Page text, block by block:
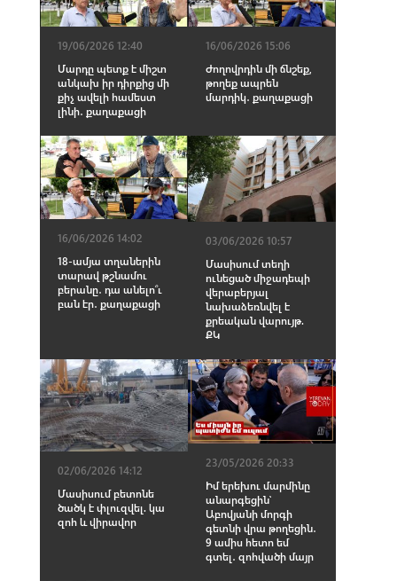
19/06/2026 12:40
Մարդը պետք է միշտ
անկախ իր դիրքից մի
քիչ ավելի համեստ
լինի․ քաղաքացի
16/06/2026 15:06
Ժողովրդին մի ճնշեք,
թողեք ապրեն
մարդիկ․ քաղաքացի
16/06/2026 14:02
18-ամյա տղաներին
տարավ թշնամու
բերանը․ դա անելո՞ւ
բան էր․ քաղաքացի
03/06/2026 10:57
Մասիսում տեղի
ունեցած միջադեպի
վերաբերյալ
նախաձեռնվել է
քրեական վարույթ.
ՔԿ
02/06/2026 14:12
Մասիսում բետոնե
ծածկ է փլուզվել. կա
զոհ և վիրավոր
23/05/2026 20:33
Իմ երեխու մարմինը
անարգեցին՝
Աբովյանի մորգի
գետնի վրա թողեցին․
9 ամիս հետո եմ
գտել․ զոհվածի մայր